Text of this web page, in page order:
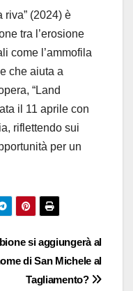
riva” (2024) è
tra l’erosione
come l’ammofila
che aiuta a
“Land
il 11 aprile con
riflettendo sui
per un
si aggiungerà al
di San Michele al
Tagliamento?